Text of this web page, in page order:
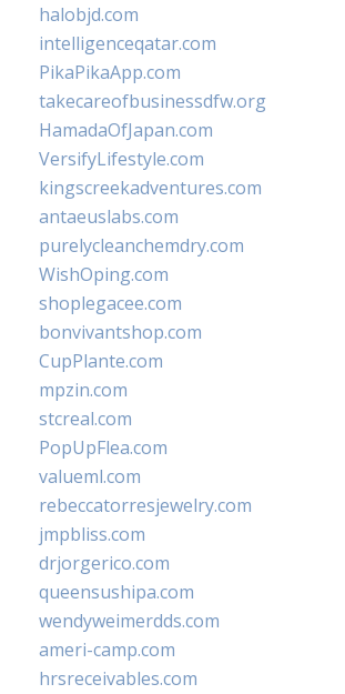
halobjd.com
intelligenceqatar.com
PikaPikaApp.com
takecareofbusinessdfw.org
HamadaOfJapan.com
VersifyLifestyle.com
kingscreekadventures.com
antaeuslabs.com
purelycleanchemdry.com
WishOping.com
shoplegacee.com
bonvivantshop.com
CupPlante.com
mpzin.com
stcreal.com
PopUpFlea.com
valueml.com
rebeccatorresjewelry.com
jmpbliss.com
drjorgerico.com
queensushipa.com
wendyweimerdds.com
ameri-camp.com
hrsreceivables.com